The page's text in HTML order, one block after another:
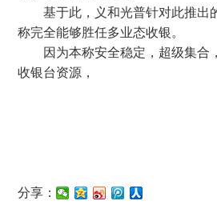
基于此，义和光普针对此推出
称完全能够胜任多业态收银。
因为本称安全稳定，超级集合
收银台资源，
分享：